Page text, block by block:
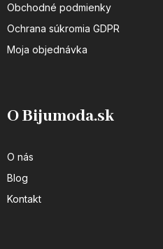
Obchodné podmienky
Ochrana súkromia GDPR
Moja objednávka
O Bijumoda.sk
O nás
Blog
Kontakt